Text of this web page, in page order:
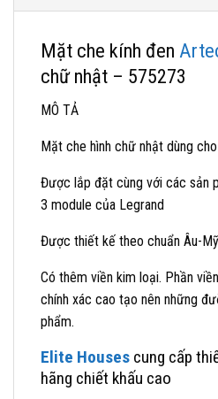
Mặt che kính đen
chữ nhật – 575273
MÔ TẢ
Mặt che hình chữ nhật dùng
Được lắp đặt cùng với các sản
3 module của Legrand
Được thiết kế theo chuẩn Âu-Mỹ
Có thêm viền kim loại. Phần
chính xác cao tạo nên những
phẩm.
Elite Houses cung cấp
hãng chiết khấu cao